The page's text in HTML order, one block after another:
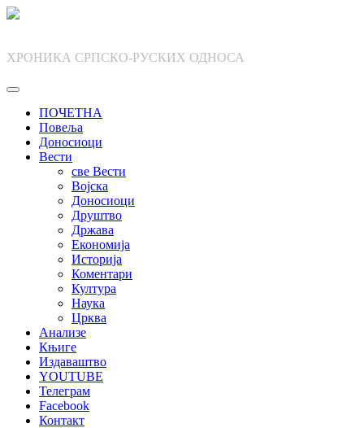
Skip
ХРОНИКА СРПСКО-РУСКИХ ОДНОСА
ПОЧЕТНА
Повеља
Доносиоци
Вести
све Вести
Војска
Доносиоци
Друштво
Држава
Економија
Историја
Коментари
Култура
Наука
Црква
Анализе
Књиге
Издаваштво
YOUTUBE
Телеграм
Facebook
Контакт